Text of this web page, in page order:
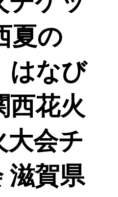
夏の
はなび
西花火
大会チ
滋賀県